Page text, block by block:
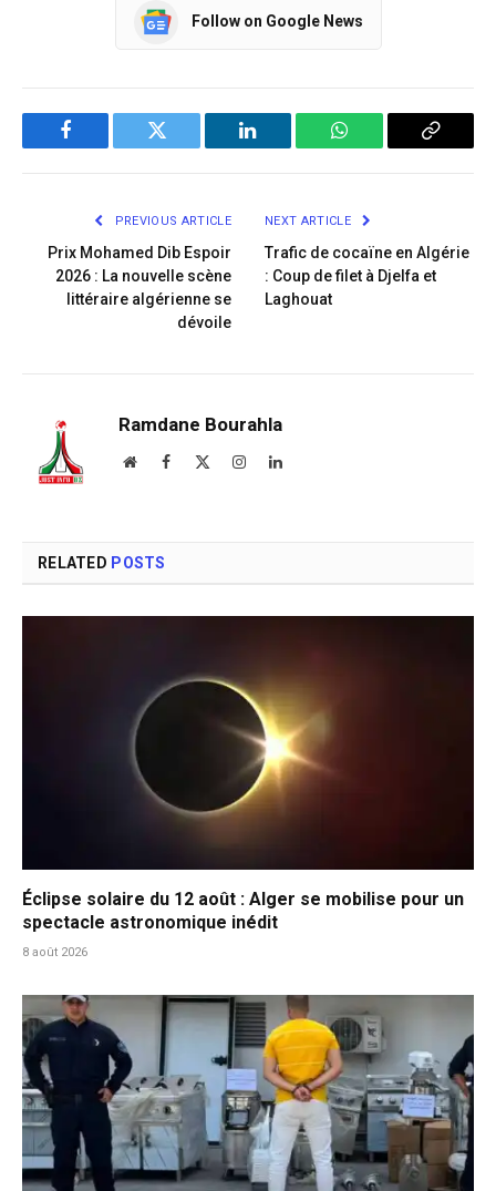
Follow on Google News
Facebook Twitter LinkedIn WhatsApp Copy
PREVIOUS ARTICLE
Prix Mohamed Dib Espoir
2026 : La nouvelle scène
littéraire algérienne se
dévoile
NEXT ARTICLE
Trafic de cocaïne en Algérie
: Coup de filet à Djelfa et
Laghouat
Ramdane Bourahla
WebsiteFacebook InstagramLinkedIn
RELATED POSTS
Éclipse solaire du 12 août : Alger se mobilise pour un
spectacle astronomique inédit
8 août 2026